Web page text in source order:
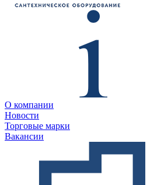
О компании
Новости
Торговые марки
Вакансии